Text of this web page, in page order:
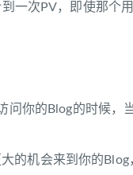
一次PV，即使那个
你的Blog的时候，
的机会来到你的Blog